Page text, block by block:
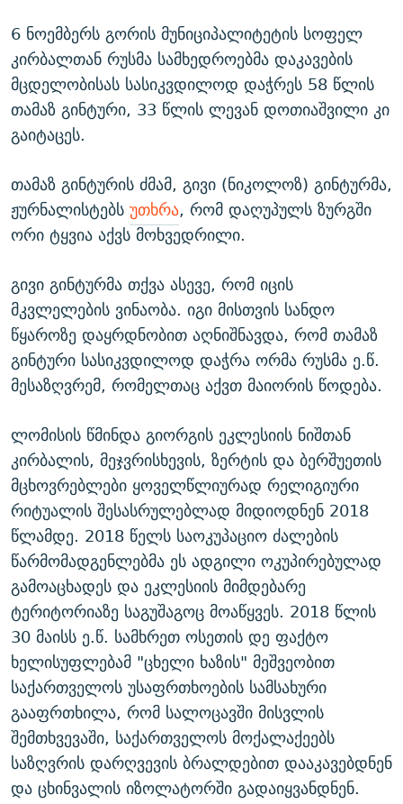
6 ნოემბერს გორის მუნიციპალიტეტის სოფელ
კირბალთან რუსმა სამხედროებმა დაკავების
მცდელობისას სასიკვდილოდ დაჭრეს 58 წლის
თამაზ გინტური, 33 წლის ლევან დოთიაშვილი კი
გაიტაცეს.
თამაზ გინტურის ძმამ, გივი (ნიკოლოზ) გინტურმა,
ჟურნალისტებსუთხრა, რომ დაღუპულს ზურგში
ორი ტყვია აქვს მოხვედრილი.
გივი გინტურმა თქვა ასევე, რომ იცის
მკვლელების ვინაობა. იგი მისთვის სანდო
წყაროზე დაყრდნობით აღნიშნავდა, რომ თამაზ
გინტური სასიკვდილოდ დაჭრა ორმა რუსმა ე.წ.
მესაზღვრემ, რომელთაც აქვთ მაიორის წოდება.
ლომისის წმინდა გიორგის ეკლესიის ნიშთან
კირბალის, მეჯვრისხევის, ზერტის და ბერშუეთის
მცხოვრებლები ყოველწლიურად რელიგიური
რიტუალის შესასრულებლად მიდიოდნენ 2018
წლამდე. 2018 წელს საოკუპაციო ძალების
წარმომადგენლებმა ეს ადგილი ოკუპირებულად
გამოაცხადეს და ეკლესიის მიმდებარე
ტერიტორიაზე საგუშაგოც მოაწყვეს. 2018 წლის
30 მაისს ე.წ. სამხრეთ ოსეთის დე ფაქტო
ხელისუფლებამ "ცხელი ხაზის" მეშვეობით
საქართველოს უსაფრთხოების სამსახური
გააფრთხილა, რომ სალოცავში მისვლის
შემთხვევაში, საქართველოს მოქალაქეებს
საზღვრის დარღვევის ბრალდებით დააკავებდნენ
და ცხინვალის იზოლატორში გადაიყვანდნენ.